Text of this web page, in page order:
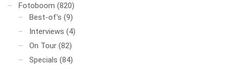
Fotoboom (820)
Best-of's (9)
Interviews (4)
On Tour (82)
Specials (84)